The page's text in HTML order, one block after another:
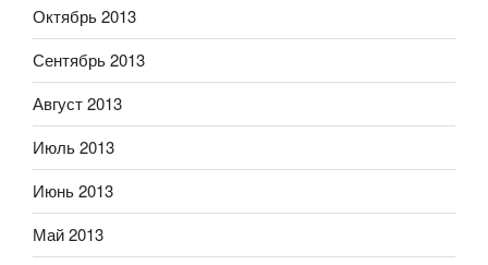
Октябрь 2013
Сентябрь 2013
Август 2013
Июль 2013
Июнь 2013
Май 2013